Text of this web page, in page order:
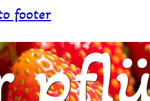
footer